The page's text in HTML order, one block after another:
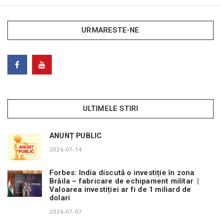
URMARESTE-NE
ULTIMELE STIRI
ANUNȚ PUBLIC
2026-07-14
Forbes: India discută o investiție în zona
Brăila – fabricare de echipament militar |
Valoarea investiției ar fi de 1 miliard de
dolari
2026-07-07